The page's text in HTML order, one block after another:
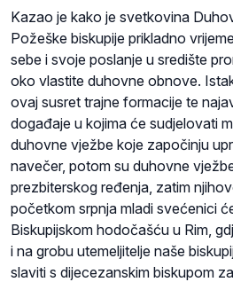
Kazao je kako je svetkovina
Požeške biskupije prikladno
sebe i svoje poslanje u središte
oko vlastite duhovne obnove.
ovaj susret trajne formacije te
događaje u kojima će sudjelovati
duhovne vježbe koje započinju
navečer, potom su duhovne
prezbiterskog ređenja, zatim
početkom srpnja mladi svećenici
Biskupijskom hodočašću u Rim,
i na grobu utemeljitelje naše
slaviti s dijecezanskim biskupom